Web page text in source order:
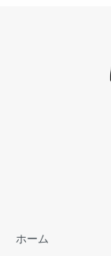
ホーム